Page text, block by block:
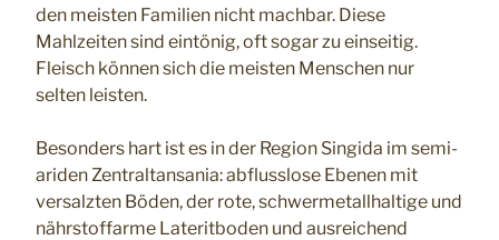
den meisten Familien nicht machbar. Diese
Mahlzeiten sind eintönig, oft sogar zu einseitig.
Fleisch können sich die meisten Menschen nur
selten leisten.
Besonders hart ist es in der Region Singida im semi-
ariden Zentraltansania: abflusslose Ebenen mit
versalzten Böden, der rote, schwermetallhaltige und
nährstoffarme Lateritboden und ausreichend